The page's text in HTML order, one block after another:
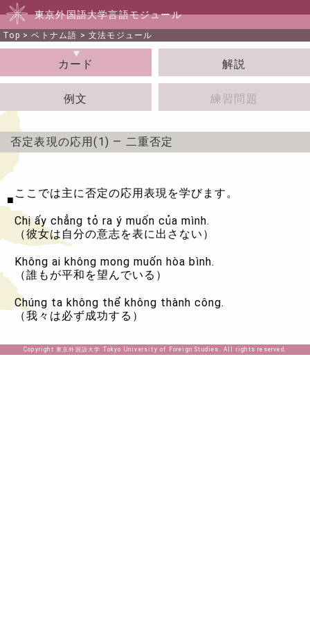
東京外国語大学言語モジュール
Top >ベトナム語 >文法モジュール
カード 解説
例文 練習問題
否定表現の応用(1) ― 二重否定
■
ここでは主に否定の応用表現を学びます。
Chị ấy chẳng tỏ ra ý muốn của mình.
（彼女は自分の意志を表に出さない）
Không ai không mong muốn hòa bình.
（誰もが平和を望んでいる）
Chúng ta không thể không thành công.
（我々は必ず成功する）
Copyright 東京外国語大学 Tokyo University of Foreign Studies. All rights reserved.